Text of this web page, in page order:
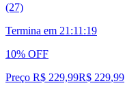
(27)
Termina em 21:11:17
10% OFF
Preço R$ 229,99R$ 229,99